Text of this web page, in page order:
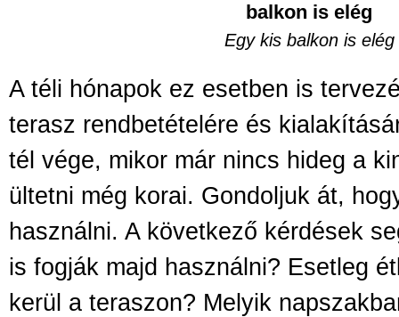
Egy kis balkon is elég
A téli hónapok ez esetben is
terasz rendbetételére és
tél vége, mikor már nincs hideg a
ültetni még korai. Gondoljuk át,
használni. A következő kérdések
is fogják majd használni? Esetleg
kerül a teraszon? Melyik